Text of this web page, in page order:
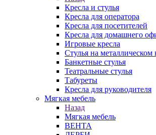
Кресла и стулья
Кресла для оператора
Кресла для посетителей
Кресла для домашнего
Игровые кресла
Стулья на металлическом
Банкетные стулья
Театральные стулья
Табуреты
Кресла для руководителя
Мягкая мебель
Назад
Мягкая мебель
ВЕНТА